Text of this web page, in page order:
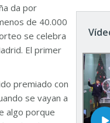
da por
de 40.000
se celebra
El primer
premiado con
se vayan a
algo porque